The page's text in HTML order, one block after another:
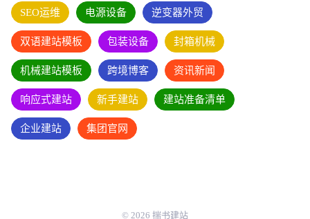
SEO运维 电源设备 逆变器外贸
双语建站模板 包装设备 封箱机械
机械建站模板 跨境博客 资讯新闻
响应式建站 新手建站 建站准备清单
企业建站 集团官网
© 2026 揣书建站